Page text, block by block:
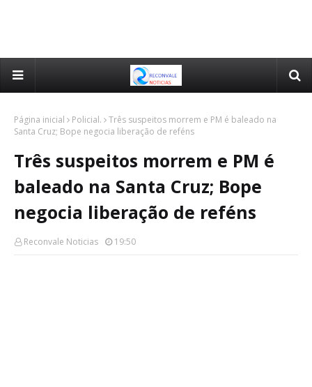
Página inicial Policial.
Três suspeitos morrem e PM é baleado na
Santa Cruz; Bope negocia liberação de reféns
Três suspeitos morrem e PM é
baleado na Santa Cruz; Bope
negocia liberação de reféns
Reconvale Noticias 19:50